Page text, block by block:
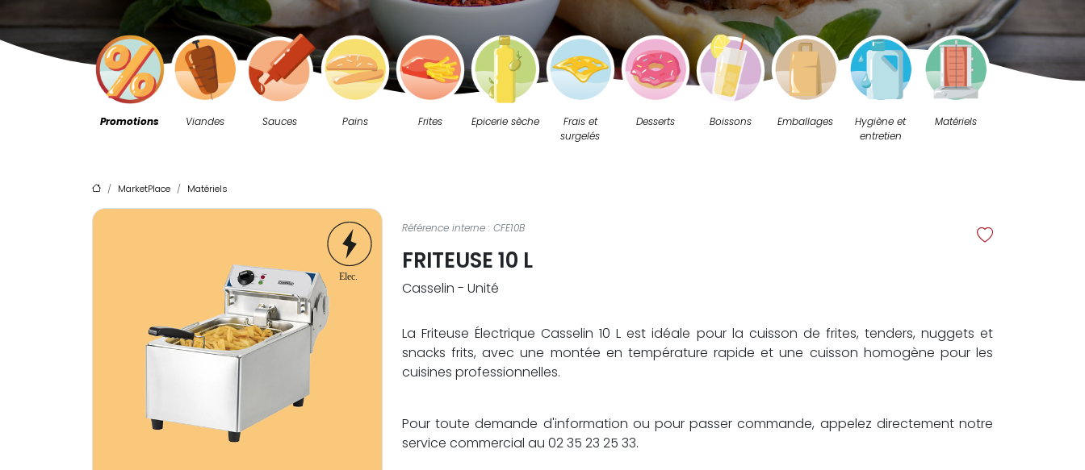
Promotions Viandes Sauces Pains Frites Epicerie sèche
Frais et
surgelés
Desserts Boissons Emballages
Hygiène et
entretien
Matériels
MarketPlace Matériels
Référence interne : CFE10B
FRITEUSE 10 L
Casselin - Unité
La Friteuse Électrique Casselin 10 L est idéale pour la cuisson de frites, tenders, nuggets et
snacks frits, avec une montée en température rapide et une cuisson homogène pour les
cuisines professionnelles.
Pour toute demande d'information ou pour passer commande, appelez directement notre
service commercial au 02 35 23 25 33.